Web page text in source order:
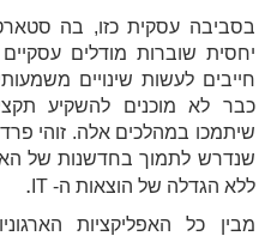
בסביבה עסקית כזו, בה
יחסית שוברות מודלים
חייבים לעשות שינויים
שיתמכו במהלכים אלה. זוהי
שנדרש לתמוך בחדשנות של
ללא הגדלה של הוצאות ה- IT
.
מבין כל האפליקציות